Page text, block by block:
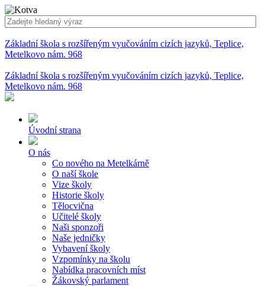
Základní škola s rozšířeným vyučováním cizích jazyků, Teplice,
Metelkovo nám. 968
Základní škola s rozšířeným vyučováním cizích jazyků, Teplice,
Metelkovo nám. 968
Úvodní strana
O nás
Co nového na Metelkárně
O naší škole
Vize školy
Historie školy
Tělocvična
Učitelé školy
Naši sponzoři
Naše jedničky
Vybavení školy
Vzpomínky na školu
Nabídka pracovních míst
Žákovský parlament